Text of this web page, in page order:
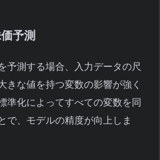
予測
予測する場合、入力データの尺
きな値を持つ変数の影響が強く
準化によってすべての変数を同
で、モデルの精度が向上しま